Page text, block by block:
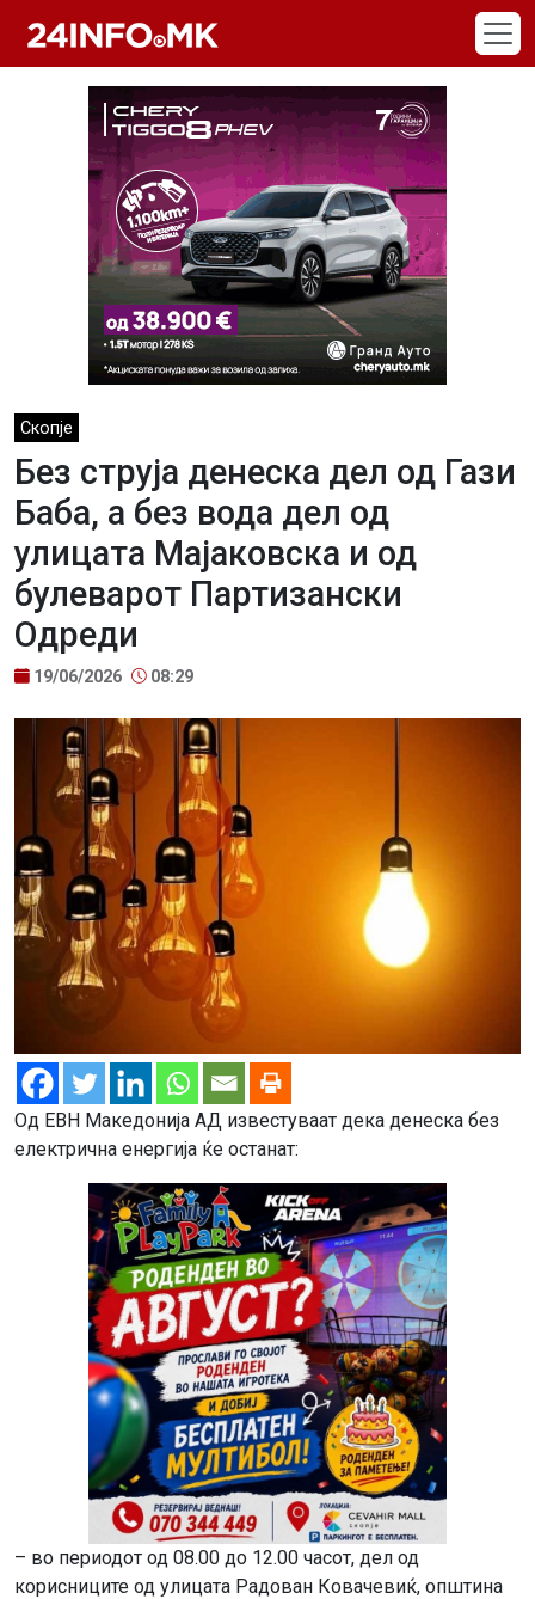
Скопје
Без струја денеска дел од Гази
Баба, а без вода дел од
улицата Мајаковска и од
булеварот Партизански
Одреди
19/06/2026 08:29
Од ЕВН Македонија АД известуваат дека денеска без
електрична енергија ќе останат:
– во периодот од 08.00 до 12.00 часот, дел од
корисниците од улицата Радован Ковачевиќ, општина